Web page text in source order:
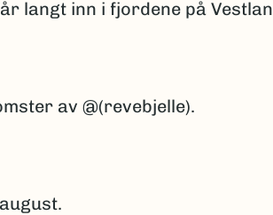
langt inn i fjordene på
av @(revebjelle).